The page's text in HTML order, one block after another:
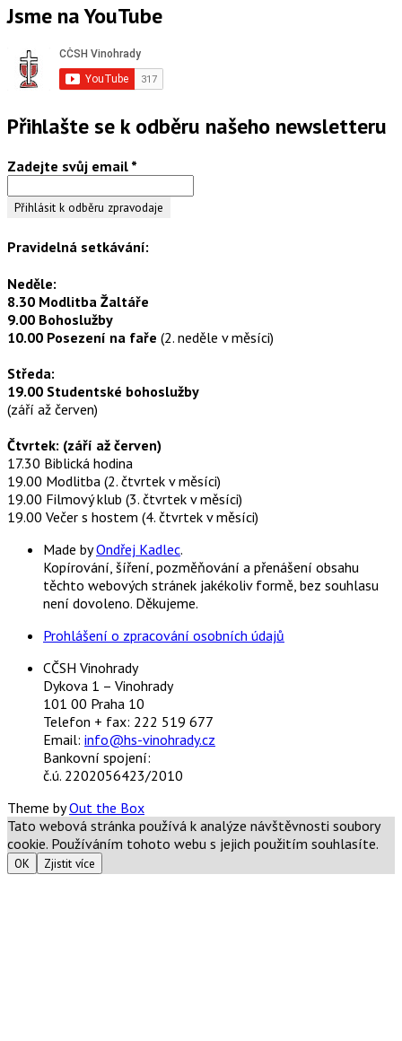
Jsme na YouTube
Přihlašte se k odběru našeho newsletteru
Zadejte svůj email *
Pravidelná setkávání:
Neděle:
8.30 Modlitba Žaltáře
9.00 Bohoslužby
10.00 Posezení na faře (2. neděle v měsíci)
Středa:
19.00 Studentské bohoslužby
(září až červen)
Čtvrtek: (září až červen)
17.30 Biblická hodina
19.00 Modlitba (2. čtvrtek v měsíci)
19.00 Filmový klub (3. čtvrtek v měsíci)
19.00 Večer s hostem (4. čtvrtek v měsíci)
Made byOndřej Kadlec.
Kopírování, šíření, pozměňování a přenášení obsahu
těchto webových stránek jakékoliv formě, bez souhlasu
není dovoleno. Děkujeme.
Prohlášení o zpracování osobních údajů
CČSH Vinohrady
Dykova 1 – Vinohrady
101 00 Praha 10
Telefon + fax: 222 519 677
Email: info@hs-vinohrady.cz
Bankovní spojení:
č.ú. 2202056423/2010
Theme byOut the Box
Tato webová stránka používá k analýze návštěvnosti soubory
cookie. Používáním tohoto webu s jejich použitím souhlasíte.
OK Zjistit více